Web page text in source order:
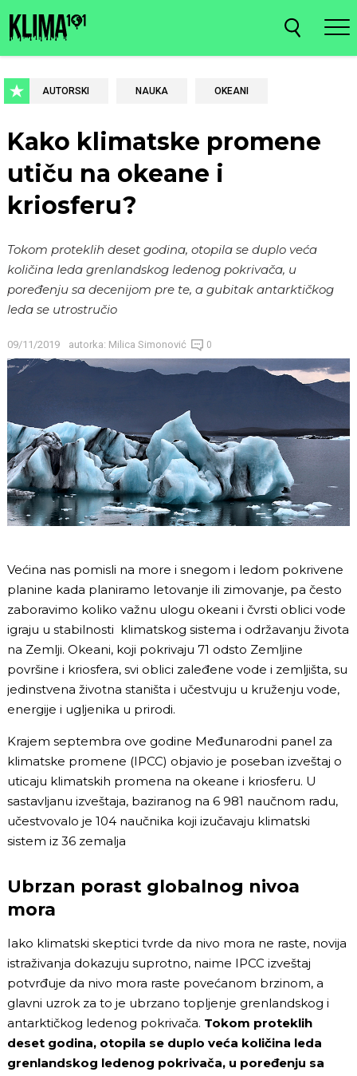
AUTORSKI NAUKA OKEANI
Kako klimatske promene
utiču na okeane i
kriosferu?
Tokom proteklih deset godina, otopila se duplo veća
količina leda grenlandskog ledenog pokrivača, u
poređenju sa decenijom pre te, a gubitak antarktičkog
leda se utrostručio
09/11/2019 autorka: Milica Simonović 0
Većina nas pomisli na more i snegom i ledom pokrivene
planine kada planiramo letovanje ili zimovanje, pa često
zaboravimo koliko važnu ulogu okeani i čvrsti oblici vode
igraju u stabilnosti klimatskog sistema i održavanju života
na Zemlji. Okeani, koji pokrivaju 71 odsto Zemljine
površine i kriosfera, svi oblici zaleđene vode i zemljišta, su
jedinstvena životna staništa i učestvuju u kruženju vode,
energije i ugljenika u prirodi.
Krajem septembra ove godine Međunarodni panel za
klimatske promene (IPCC) objavio je poseban izveštaj o
uticaju klimatskih promena na okeane i kriosferu. U
sastavljanu izveštaja, baziranog na 6 981 naučnom radu,
učestvovalo je 104 naučnika koji izučavaju klimatski
sistem iz 36 zemalja
Ubrzan porast globalnog nivoa
mora
Iako klimatski skeptici tvrde da nivo mora ne raste, novija
istraživanja dokazuju suprotno, naime IPCC izveštaj
potvrđuje da nivo mora raste povećanom brzinom, a
glavni uzrok za to je ubrzano topljenje grenlandskog i
antarktičkog ledenog pokrivača. Tokom proteklih
deset godina, otopila se duplo veća količina leda
grenlandskog ledenog pokrivača, u poređenju sa